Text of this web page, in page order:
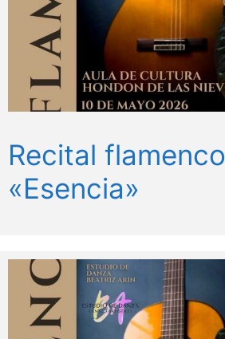
Recital flamenco
«Esencia»